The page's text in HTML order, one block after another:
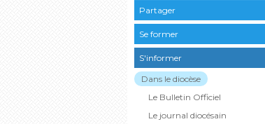
Partager
Se former
S'informer
Dans le diocèse
Le Bulletin Officiel
Le journal diocésain